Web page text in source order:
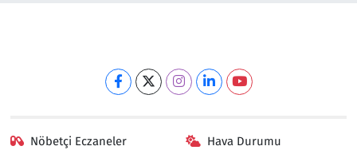
Nöbetçi Eczaneler Hava Durumu